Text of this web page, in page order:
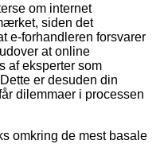
om internet
siden det
e-forhandleren forsvarer
at online
af eksperter som
er desuden din
dilemmaer i processen
omkring de mest basale